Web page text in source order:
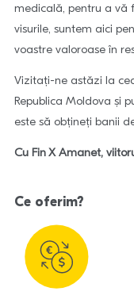
medicală, pentru a vă
visurile, suntem aici
voastre valoroase în
Vizitați-ne astăzi la
Republica Moldova și
este să obțineți banii
Cu Fin X Amanet,
Ce oferim?